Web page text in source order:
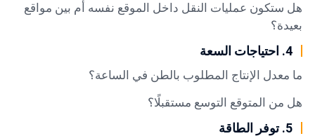
هل ستكون عمليات النقل داخل الموقع نفسه أم بين مواقع
بعيدة؟
4. احتياجات السعة
ما معدل الإنتاج المطلوب بالطن في الساعة؟
هل من المتوقع التوسع مستقبلًا؟
5. توفر الطاقة